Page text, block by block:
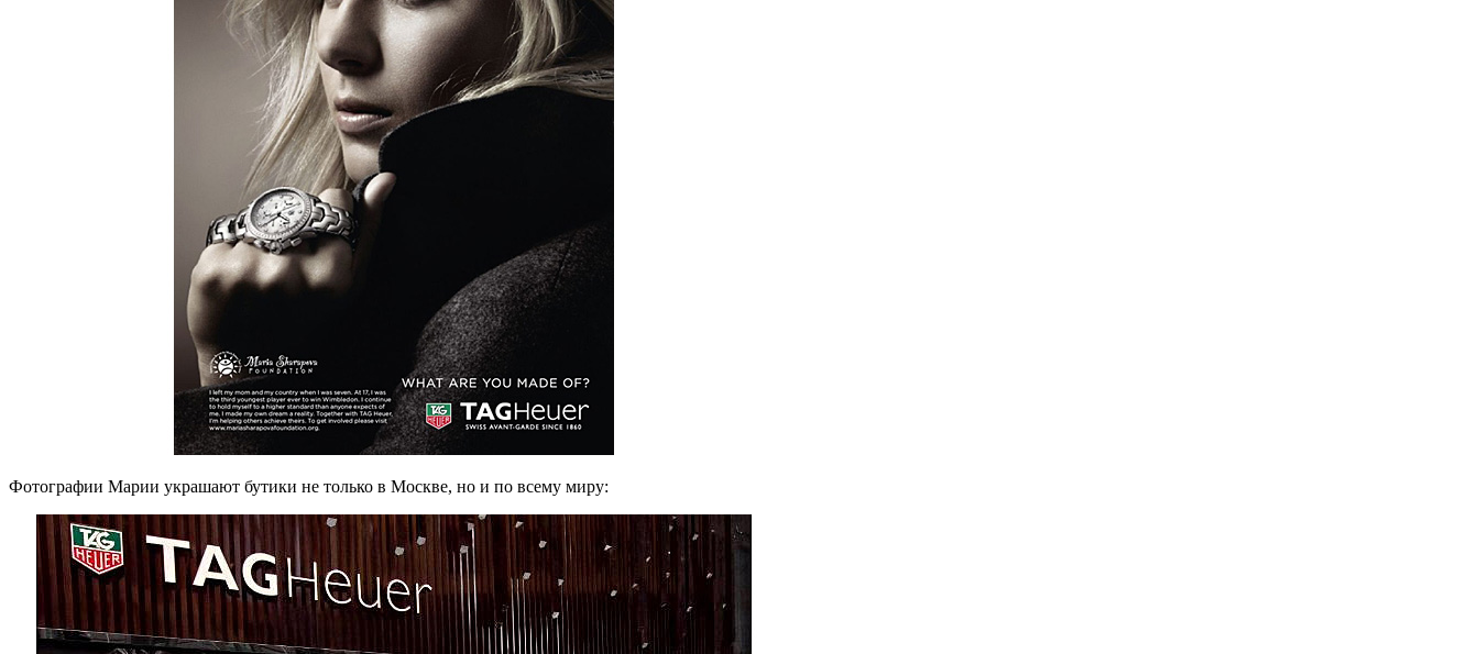
Фотографии Марии украшают бутики не только в Москве, но и по всему миру: